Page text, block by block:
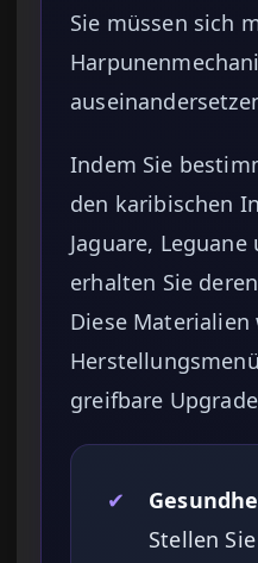
Sie müssen sich
Indem Sie
den karibischen
Jaguare,
erhalten Sie
Diese
greifbare
✔
Stellen